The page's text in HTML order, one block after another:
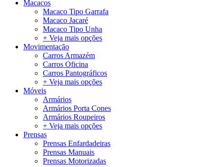
Macacos
Macaco Tipo Garrafa
Macaco Jacaré
Macaco Tipo Unha
+ Veja mais opções
Movimentação
Carros Armazém
Carros Oficina
Carros Pantográficos
+ Veja mais opções
Móveis
Armários
Armários Porta Cones
Armários Roupeiros
+ Veja mais opções
Prensas
Prensas Enfardadeiras
Prensas Manuais
Prensas Motorizadas